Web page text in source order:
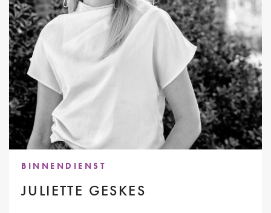
BINNENDIENST
JULIETTE GESKES